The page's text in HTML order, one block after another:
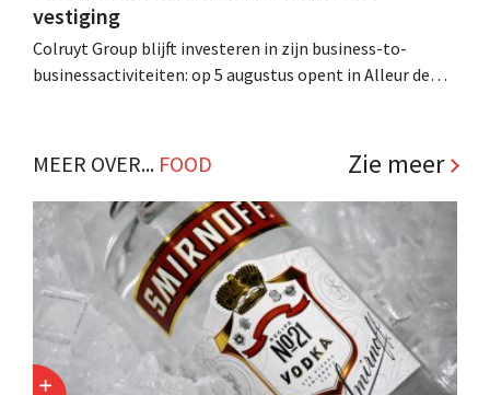
vestiging
Colruyt Group blijft investeren in zijn business-to-
businessactiviteiten: op 5 augustus opent in Alleur de
klanten. .
MEER OVER... FOOD Zie meer